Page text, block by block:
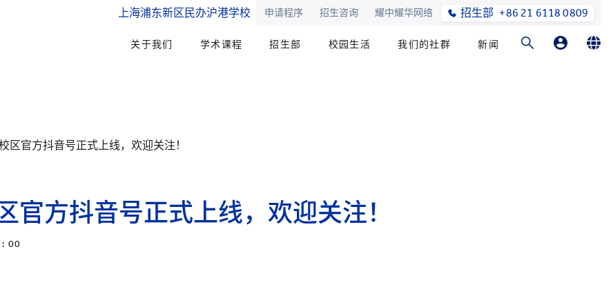
上海浦东新区民办沪港学校 申请程序 招生咨询 耀中耀华网络 招生部 +86 21 6118 0809
关于我们 学术课程 招生部 校园生活 我们的社群 新闻
区官方抖音号正式上线，欢迎关注！
官方抖音号正式上线，欢迎关注！
: 00